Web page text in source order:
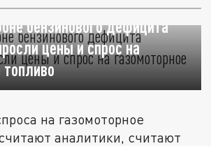
бензинового дефицита
цены и спрос на
топливо
на газомоторное
аналитики, считают